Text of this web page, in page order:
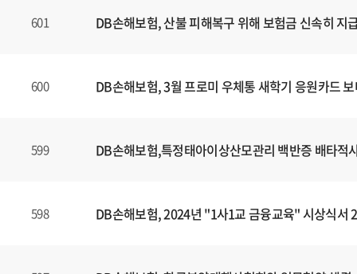
601 DB손해보험, 산불 피해복구 위해 보험금 신속히 지
600 DB손해보험, 3월 프로미 우체통 새학기 응원카드
599 DB손해보험,특정태아이상산모관리 백반증 배타적
598 DB손해보험, 2024년 "1사1교 금융교육" 시상식서